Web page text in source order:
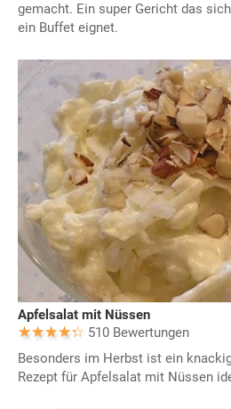
gemacht. Ein super Gericht das
ein Buffet eignet.
Apfelsalat mit Nüssen
510 Bewertungen
Besonders im Herbst ist ein
Rezept für Apfelsalat mit Nüssen